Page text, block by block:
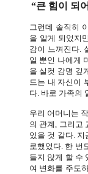
“큰 힘이 되
그런데 솔직히
을 알게 되었지
감이 느껴진다.
일 뿐인 나에게
을 실컷 감명 깊
드는 내 자신이
다. 바로 가족의
우리 어머니는
의 관계, 그리고
있을 것 같다. 지
로했었다. 한 번
들지 않게 할 수
여 변화를 주도